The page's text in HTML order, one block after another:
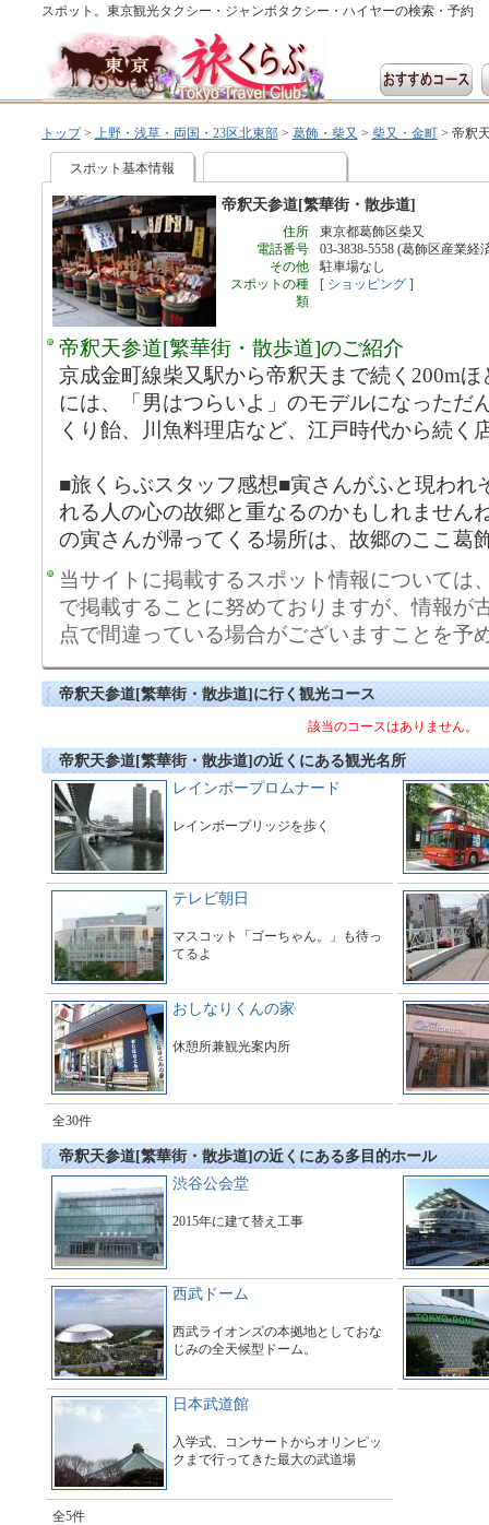
スポット。東京観光タクシー・ジャンボタクシー・ハイヤーの検索・予約
トップ> 上野・浅草・両国・23区北東部> 葛飾・柴又 > 柴又・金町> 帝釈
スポット基本情報
帝釈天参道[繁華街・散歩道]
住所
東京都葛飾区柴又
電話番号
03-3838-5558 (葛飾区産業経
その他
駐車場なし
スポットの種
類
[ ショッピング]
帝釈天参道[繁華街・散歩道]のご紹介
京成金町線柴又駅から帝釈天まで続く200m
には、「男はつらいよ」のモデルになっただ
くり飴、川魚料理店など、江戸時代から続く
■旅くらぶスタッフ感想■寅さんがふと現われ
れる人の心の故郷と重なるのかもしれません
の寅さんが帰ってくる場所は、故郷のここ葛
当サイトに掲載するスポット情報については
で掲載することに努めておりますが、情報が
点で間違っている場合がございますことを予
帝釈天参道[繁華街・散歩道]に行く観光コース
該当のコースはありません。
帝釈天参道[繁華街・散歩道]の近くにある観光名所
レインボープロムナード
レインボーブリッジを歩く
テレビ朝日
マスコット「ゴーちゃん。」も待っ
てるよ
おしなりくんの家
休憩所兼観光案内所
全30件
帝釈天参道[繁華街・散歩道]の近くにある多目的ホール
渋谷公会堂
2015年に建て替え工事
西武ドーム
西武ライオンズの本拠地としておな
じみの全天候型ドーム。
日本武道館
入学式、コンサートからオリンピッ
クまで行ってきた最大の武道場
全5件